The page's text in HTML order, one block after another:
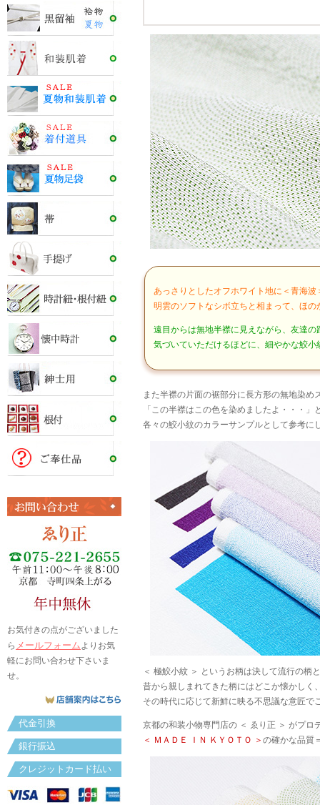
お気付きの点がございました
ら メールフォームよりお気
軽にお問い合わせ下さいま
せ。
代金引換
銀行振込
クレジットカード払い
あっさりとしたオフホワイト地に＜青海
明雲のソフトなシボ立ちと相まって、ほ
遠目からは無地半襟に見えながら、友達
気づいていただけるほどに、細やかな鮫
また半襟の片面の裾部分に長方形の無地染め
「この半襟はこの色を染めましたよ・・・
各々の鮫小紋のカラーサンプルとして参考に
＜ 極鮫小紋 ＞ というお柄は決して流行の柄
昔から親しまれてきた柄にはどこか懐かしく
その時代に応じて新鮮に映る不思議な意匠で
京都の和装小物専門店の ＜ ゑり正 ＞ がプロ
＜ ＭＡＤＥ ＩＮ ＫＹＯＴＯ ＞ の確かな品質